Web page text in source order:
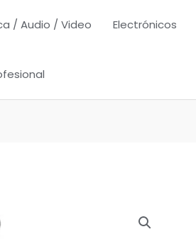
/ Audio / Video Electrónicos